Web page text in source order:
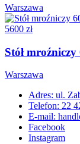
Warszawa
5600 zł
Stół
Warszawa
Adres: ul.
Telefon: 22
E-mail:
Facebook
Instagram